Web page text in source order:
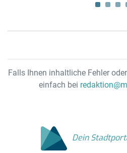
Falls Ihnen inhaltliche Fehler
einfach bei
Dein